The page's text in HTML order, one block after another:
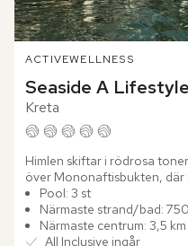
ACTIVEWELLNESS
Seaside A
Kreta
Himlen skiftar i rödrosa
över Mononaftisbukten, där
ut sig – ett paradis för vuxna.
Pool: 3 st
Närmaste strand/bad:
Närmaste centrum: 3,5 km
All Inclusive ingår